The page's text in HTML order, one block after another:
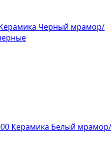
Керамика Черный мрамор/